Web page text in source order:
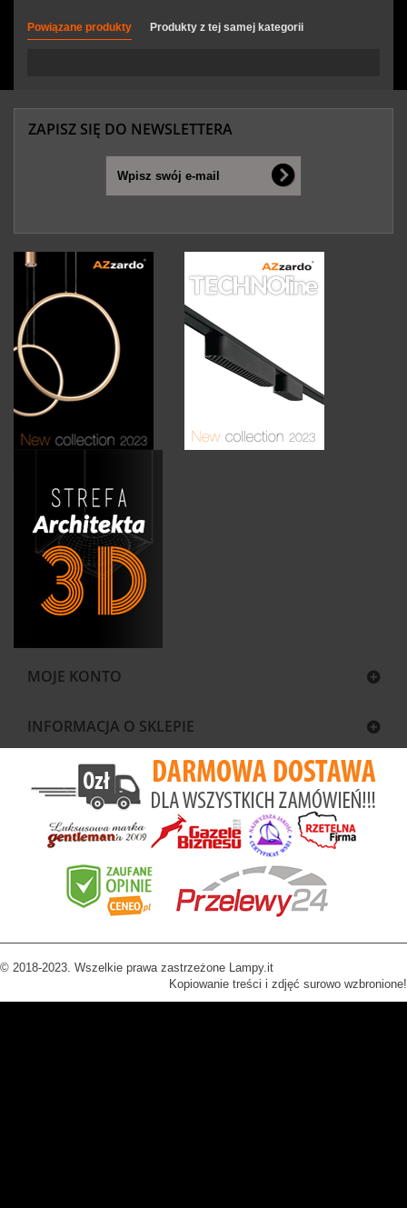
Powiązane produkty Produkty z tej samej kategorii
ZAPISZ SIĘ DO NEWSLETTERA
MOJE KONTO
INFORMACJA O SKLEPIE
© 2018-2023. Wszelkie prawa zastrzeżone Lampy.it
Kopiowanie treści i zdjęć surowo wzbronione!